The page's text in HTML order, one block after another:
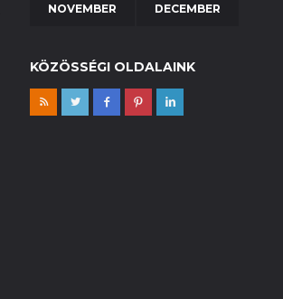
NOVEMBER DECEMBER
KÖZÖSSÉGI OLDALAINK